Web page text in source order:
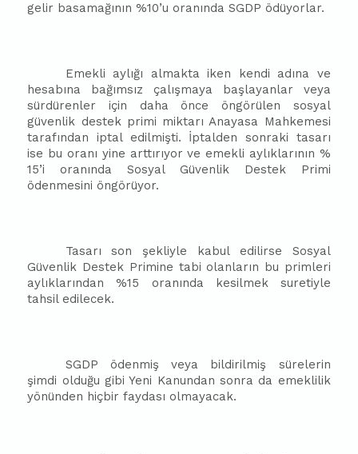
gelir basamağının %10’u oranında SGDP ödüyorlar.
Emekli aylığı almakta iken kendi adına ve
hesabına bağımsız çalışmaya başlayanlar veya
sürdürenler için daha önce öngörülen sosyal
güvenlik destek primi miktarı Anayasa Mahkemesi
tarafından iptal edilmişti. İptalden sonraki tasarı
ise bu oranı yine arttırıyor ve emekli aylıklarının %
15’i oranında Sosyal Güvenlik Destek Primi
ödenmesini öngörüyor.
Tasarı son şekliyle kabul edilirse Sosyal
Güvenlik Destek Primine tabi olanların bu primleri
aylıklarından %15 oranında kesilmek suretiyle
tahsil edilecek.
SGDP ödenmiş veya bildirilmiş sürelerin
şimdi olduğu gibi Yeni Kanundan sonra da emeklilik
yönünden hiçbir faydası olmayacak.